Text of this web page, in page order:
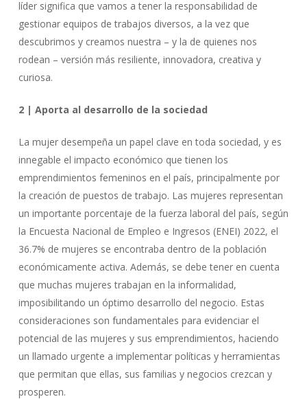
líder significa que vamos a tener la responsabilidad de
gestionar equipos de trabajos diversos, a la vez que
descubrimos y creamos nuestra – y la de quienes nos
rodean – versión más resiliente, innovadora, creativa y
curiosa.
2 | Aporta al desarrollo de la sociedad
La mujer desempeña un papel clave en toda sociedad, y es
innegable el impacto económico que tienen los
emprendimientos femeninos en el país, principalmente por
la creación de puestos de trabajo. Las mujeres representan
un importante porcentaje de la fuerza laboral del país, según
la Encuesta Nacional de Empleo e Ingresos (ENEI) 2022, el
36.7% de mujeres se encontraba dentro de la población
económicamente activa. Además, se debe tener en cuenta
que muchas mujeres trabajan en la informalidad,
imposibilitando un óptimo desarrollo del negocio. Estas
consideraciones son fundamentales para evidenciar el
potencial de las mujeres y sus emprendimientos, haciendo
un llamado urgente a implementar políticas y herramientas
que permitan que ellas, sus familias y negocios crezcan y
prosperen.